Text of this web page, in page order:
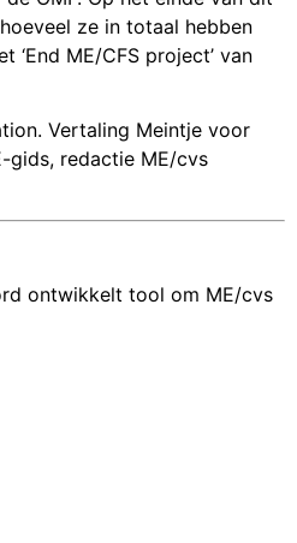
ze in totaal hebben
‘End ME/CFS project’ van
Vertaling Meintje voor
gids, redactie ME/cvs
ontwikkelt tool om ME/cvs